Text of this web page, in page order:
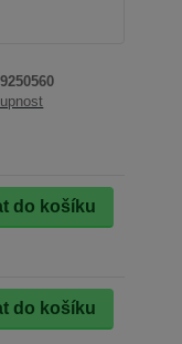
do košíku
do košíku